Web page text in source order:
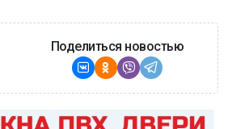
Поделиться новостью